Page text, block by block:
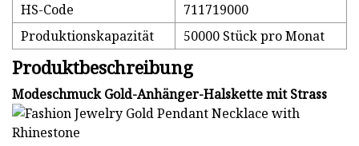
HS-Code
711719000
Produktionskapazität
50000 Stück pro Monat
Produktbeschreibung
Modeschmuck Gold-Anhänger-Halskette mit Strass